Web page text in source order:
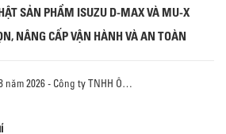
SẢN PHẨM ISUZU D-MAX VÀ MU-X
NÂNG CẤP VẬN HÀNH VÀ AN TOÀN
năm 2026 - Công ty TNHH Ô…